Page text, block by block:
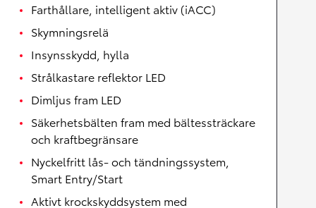
Farthållare, intelligent aktiv (iACC)
Skymningsrelä
Insynsskydd, hylla
Strålkastare reflektor LED
Dimljus fram LED
Säkerhetsbälten fram med bältessträckare
och kraftbegränsare
Nyckelfritt lås- och tändningssystem,
Smart Entry/Start
Aktivt krockskyddsystem med